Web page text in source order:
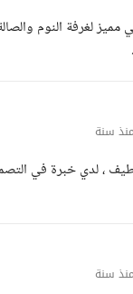
مميز لغرفة النوم
منذ سنة
، لدي خبرة في
منذ سنة